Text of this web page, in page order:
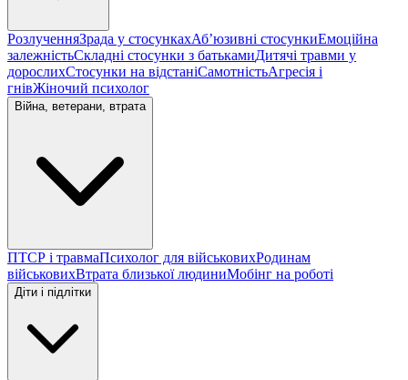
РозлученняЗрада у стосункахАбʼюзивні стосункиЕмоційна
залежністьСкладні стосунки з батькамиДитячі травми у
дорослихСтосунки на відстаніСамотністьАгресія і
гнівЖіночий психолог
Війна, ветерани, втрата
ПТСР і травмаПсихолог для військовихРодинам
військовихВтрата близької людиниМобінг на роботі
Діти і підлітки